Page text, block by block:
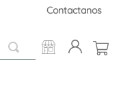
Contactanos